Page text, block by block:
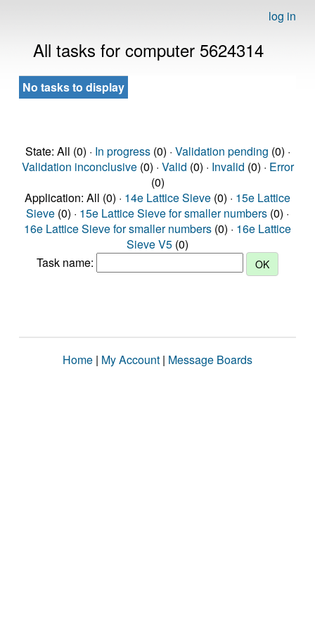
log in
All tasks for computer 5624314
No tasks to display
State: All (0) · In progress(0) · Validation pending (0) ·
Validation inconclusive(0) · Valid (0) · Invalid (0) · Error
(0)
Application: All (0) · 14e Lattice Sieve (0) · 15e Lattice
Sieve (0) · 15e Lattice Sieve for smaller numbers (0) ·
16e Lattice Sieve for smaller numbers (0) · 16e Lattice
Sieve V5 (0)
Task name:
Home | My Account | Message Boards